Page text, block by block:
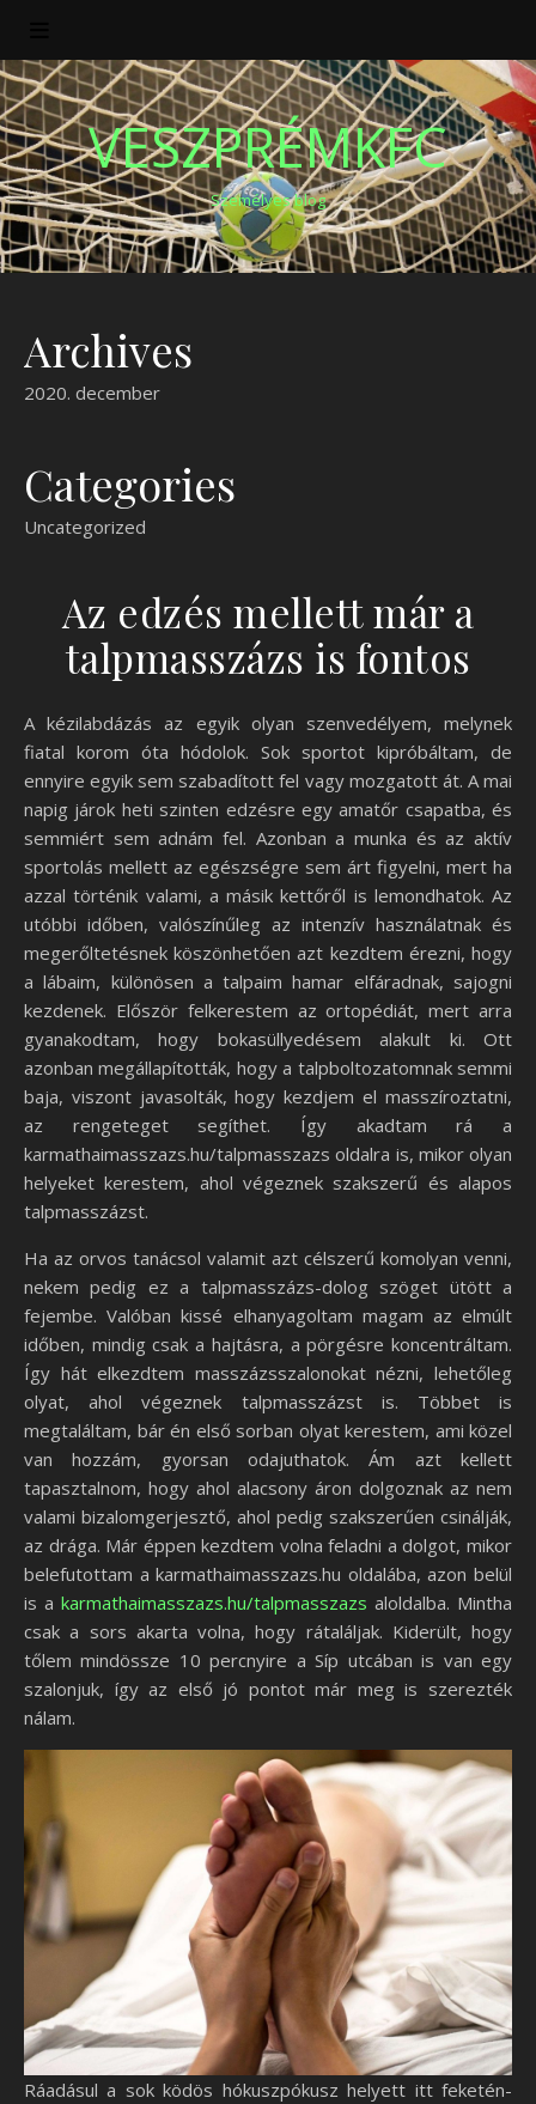
VESZPRÉMKFC
Személyes blog
Archives
2020. december
Categories
Uncategorized
Az edzés mellett már a
talpmasszázs is fontos
A kézilabdázás az egyik olyan szenvedélyem, melynek
fiatal korom óta hódolok. Sok sportot kipróbáltam, de
ennyire egyik sem szabadított fel vagy mozgatott át. A mai
napig járok heti szinten edzésre egy amatőr csapatba, és
semmiért sem adnám fel. Azonban a munka és az aktív
sportolás mellett az egészségre sem árt figyelni, mert ha
azzal történik valami, a másik kettőről is lemondhatok. Az
utóbbi időben, valószínűleg az intenzív használatnak és
megerőltetésnek köszönhetően azt kezdtem érezni, hogy
a lábaim, különösen a talpaim hamar elfáradnak, sajogni
kezdenek. Először felkerestem az ortopédiát, mert arra
gyanakodtam, hogy bokasüllyedésem alakult ki. Ott
azonban megállapították, hogy a talpboltozatomnak semmi
baja, viszont javasolták, hogy kezdjem el masszíroztatni,
az rengeteget segíthet. Így akadtam rá a
karmathaimasszazs.hu/talpmasszazs oldalra is, mikor olyan
helyeket kerestem, ahol végeznek szakszerű és alapos
talpmasszázst.
Ha az orvos tanácsol valamit azt célszerű komolyan venni,
nekem pedig ez a talpmasszázs-dolog szöget ütött a
fejembe. Valóban kissé elhanyagoltam magam az elmúlt
időben, mindig csak a hajtásra, a pörgésre koncentráltam.
Így hát elkezdtem masszázsszalonokat nézni, lehetőleg
olyat, ahol végeznek talpmasszázst is. Többet is
megtaláltam, bár én első sorban olyat kerestem, ami közel
van hozzám, gyorsan odajuthatok. Ám azt kellett
tapasztalnom, hogy ahol alacsony áron dolgoznak az nem
valami bizalomgerjesztő, ahol pedig szakszerűen csinálják,
az drága. Már éppen kezdtem volna feladni a dolgot, mikor
belefutottam a karmathaimasszazs.hu oldalába, azon belül
is a karmathaimasszazs.hu/talpmasszazs aloldalba. Mintha
csak a sors akarta volna, hogy rátaláljak. Kiderült, hogy
tőlem mindössze 10 percnyire a Síp utcában is van egy
szalonjuk, így az első jó pontot már meg is szerezték
nálam.
Ráadásul a sok ködös hókuszpókusz helyett itt feketén-